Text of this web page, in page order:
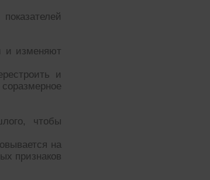
и изменяют
и
чтобы
на
признаков